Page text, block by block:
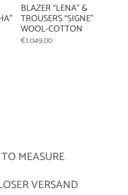
BLAZER “LENA” &
TROUSERS “SIGNE”
WOOL-COTTON
€1.049,00
MEASURE
VERSAND